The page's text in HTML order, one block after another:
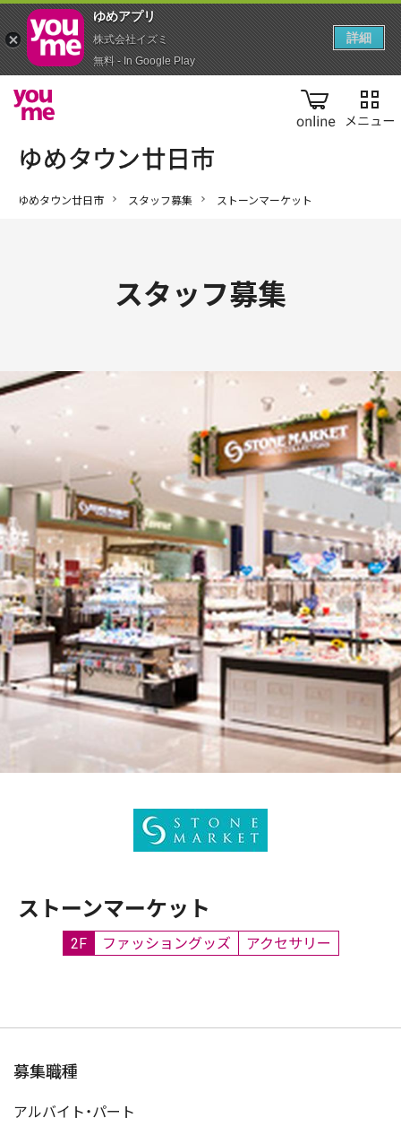
online
ゆめタウン廿日市 スタッフ募集 ストーンマーケット
スタッフ募集
ストーンマーケット
2F ファッショングッズ アクセサリー
募集職種
アルバイト・パート
ゆめアプ‪リ‬
株式会社イズミ
無料 - In Google Play
詳細